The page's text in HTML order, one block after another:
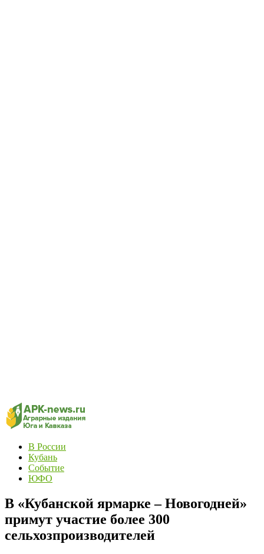
В России
Кубань
Событие
ЮФО
В «Кубанской ярмарке – Новогодней»
примут участие более 300
сельхозпроизводителей